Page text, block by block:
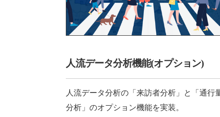
人流データ分析機能(オプション)
人流データ分析の「来訪者分析」と「通行
分析」のオプション機能を実装。